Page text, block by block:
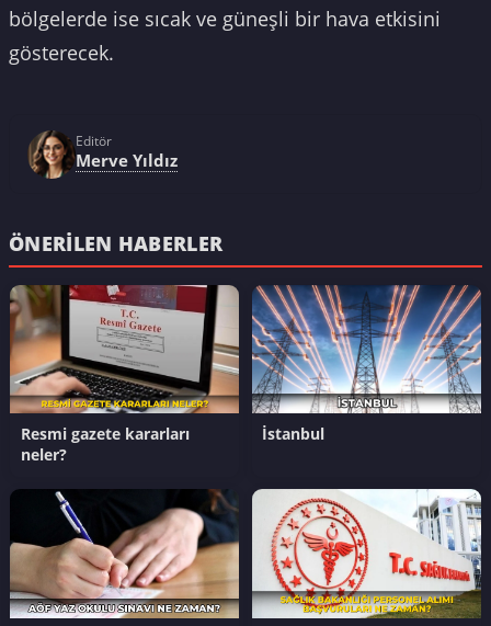
bölgelerde ise sıcak ve güneşli bir hava etkisini
gösterecek.
Editör
Merve Yıldız
ÖNERILEN HABERLER
Resmi gazete kararları
neler?
İstanbul